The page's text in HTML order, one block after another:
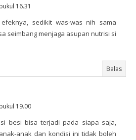
16.31
sedikit was-was nih sama
seimbang menjaga asupan nutrisi si
Balas
19.00
besi bisa terjadi pada siapa saja,
anak dan kondisi ini tidak boleh